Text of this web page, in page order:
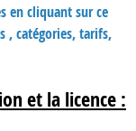
en cliquant sur ce
, catégories, tarifs,
et la licence :